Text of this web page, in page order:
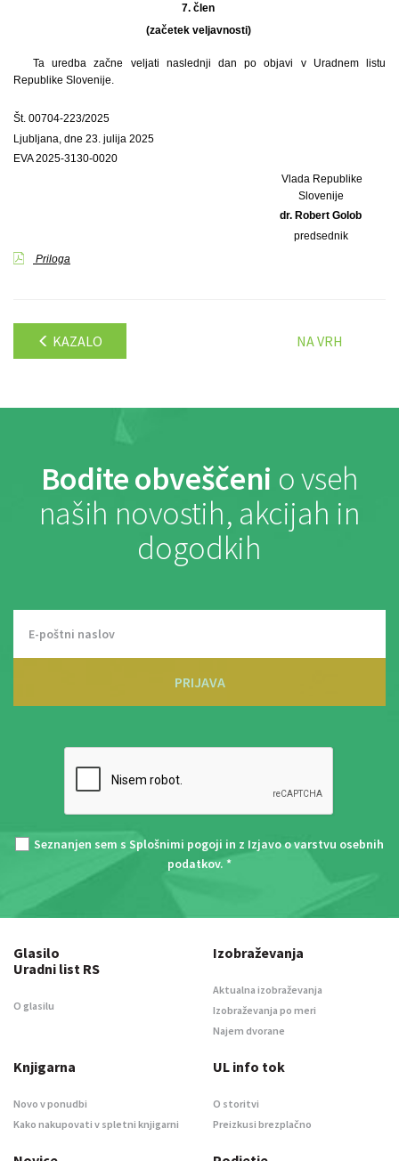
7. člen
(začetek veljavnosti)
Ta uredba začne veljati naslednji dan po objavi v Uradnem listu
Republike Slovenije.
Št. 00704-223/2025
Ljubljana, dne 23. julija 2025
EVA 2025-3130-0020
Vlada Republike
Slovenije
dr. Robert Golob
predsednik
Priloga
KAZALO NA VRH
Bodite obveščeni o vseh
naših novostih, akcijah in
dogodkih
PRIJAVA
Seznanjen sem s Splošnimi pogoji in z Izjavo o varstvu osebnih
podatkov. *
Glasilo
Uradni list RS
O glasilu
Izobraževanja
Aktualna izobraževanja
Izobraževanja po meri
Najem dvorane
Knjigarna
Novo v ponudbi
Kako nakupovati v spletni knjigarni
UL info tok
O storitvi
Preizkusi brezplačno